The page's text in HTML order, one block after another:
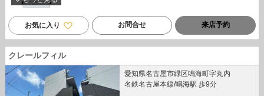
お気に入り お問合せ 来店予約
クレールフィル
愛知県名古屋市緑区鳴海町字丸内
名鉄名古屋本線/鳴海駅 歩9分